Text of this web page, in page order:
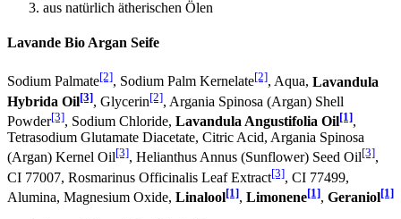
aus natürlich ätherischen Ölen
Lavande Bio Argan Seife
Sodium Palmate[2], Sodium Palm Kernelate[2], Aqua, Lavandula
Hybrida Oil[3], Glycerin[2], Argania Spinosa (Argan) Shell
Powder[3], Sodium Chloride, Lavandula Angustifolia Oil[1],
Tetrasodium Glutamate Diacetate, Citric Acid, Argania Spinosa
(Argan) Kernel Oil[3], Helianthus Annus (Sunflower) Seed Oil[3],
CI 77007, Rosmarinus Officinalis Leaf Extract[3], CI 77499,
Alumina, Magnesium Oxide, Linalool[1], Limonene[1], Geraniol[1]